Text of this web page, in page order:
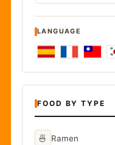
LANGUAGE
FOOD BY TYPE
🍜 Ramen